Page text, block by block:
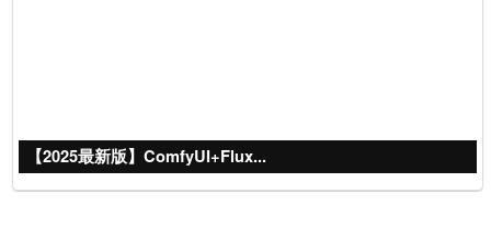
【2025最新版】ComfyUI+Flux...